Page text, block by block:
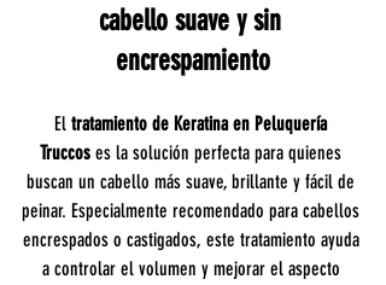
cabello suave y sin
encrespamiento
El tratamiento de Keratina en Peluquería
Truccos es la solución perfecta para quienes
buscan un cabello más suave, brillante y fácil de
peinar. Especialmente recomendado para cabellos
encrespados o castigados, este tratamiento ayuda
a controlar el volumen y mejorar el aspecto